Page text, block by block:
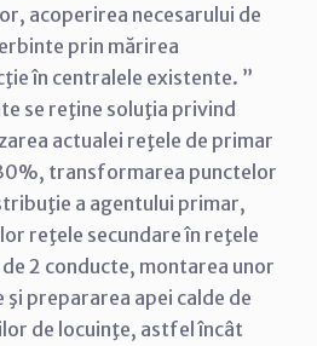
acoperirea necesarului de
prin mărirea
în centralele existente. ”
se reţine soluţia privind
actualei reţele de primar
transformarea punctelor
a agentului primar,
reţele secundare în reţele
2 conducte, montarea unor
prepararea apei calde de
de locuinţe, astfel încât